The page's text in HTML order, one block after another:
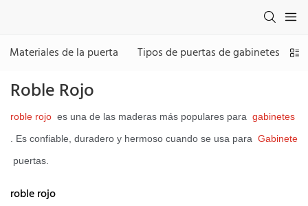
Materiales de la puerta Tipos de puertas de gabinetes
Roble Rojo
roble rojo es una de las maderas más populares para gabinetes
. Es confiable, duradero y hermoso cuando se usa para Gabinete
puertas.
roble rojo